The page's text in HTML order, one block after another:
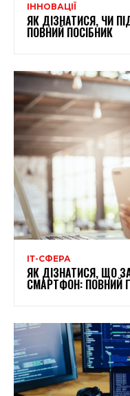
ІННОВАЦІЇ
ЯК ДІЗНАТИСЯ, ЧИ
ПОВНИЙ ПОСІБНИК
ІТ-СФЕРА
ЯК ДІЗНАТИСЯ, ЩО
СМАРТФОН: ПОВНИЙ